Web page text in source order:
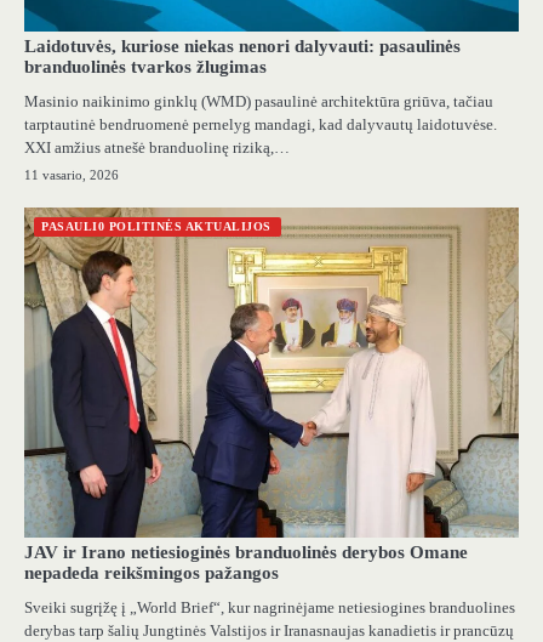
Laidotuvės, kuriose niekas nenori dalyvauti: pasaulinės
branduolinės tvarkos žlugimas
Masinio naikinimo ginklų (WMD) pasaulinė architektūra griūva, tačiau
tarptautinė bendruomenė pernelyg mandagi, kad dalyvautų laidotuvėse.
XXI amžius atnešė branduolinę riziką,…
11 vasario, 2026
PASAULI0 POLITINĖS AKTUALIJOS
JAV ir Irano netiesioginės branduolinės derybos Omane
nepadeda reikšmingos pažangos
Sveiki sugrįžę į „World Brief“, kur nagrinėjame netiesiogines branduolines
derybas tarp šalių Jungtinės Valstijos ir Iranasnaujas kanadietis ir prancūzų